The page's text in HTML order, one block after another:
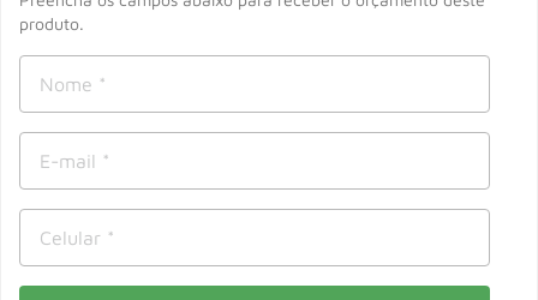
produto.
10